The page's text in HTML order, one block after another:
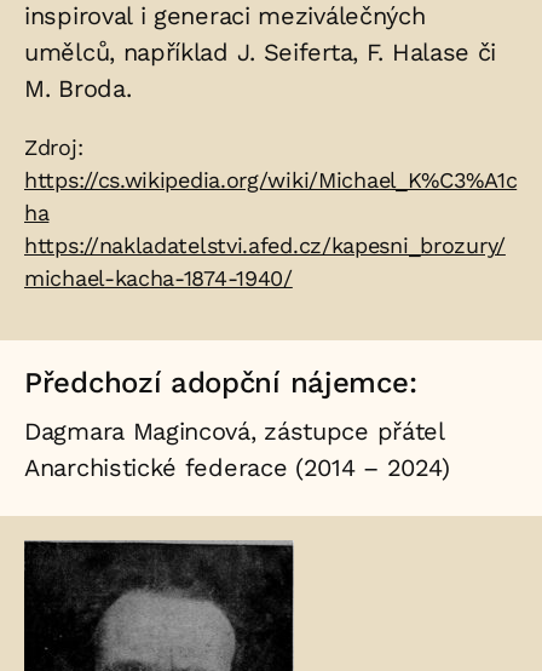
inspiroval i generaci meziválečných
umělců, například J. Seiferta, F. Halase či
M. Broda.
Zdroje:
Zdroj:
https://cs.wikipedia.org/wiki/Michael_K%C3%A1c
ha
https://nakladatelstvi.afed.cz/kapesni_brozury/
michael-kacha-1874-1940/
Předchozí adopční nájemce:
Dagmara Magincová, zástupce přátel
Anarchistické federace (2014 – 2024)
Fotogalerie: